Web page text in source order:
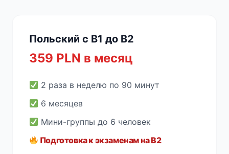
Польский с B1 до B2
359 PLN в месяц
2 раза в неделю по 90 минут
6 месяцев
Мини-группы до 6 человек
Подготовка к экзаменам на B2